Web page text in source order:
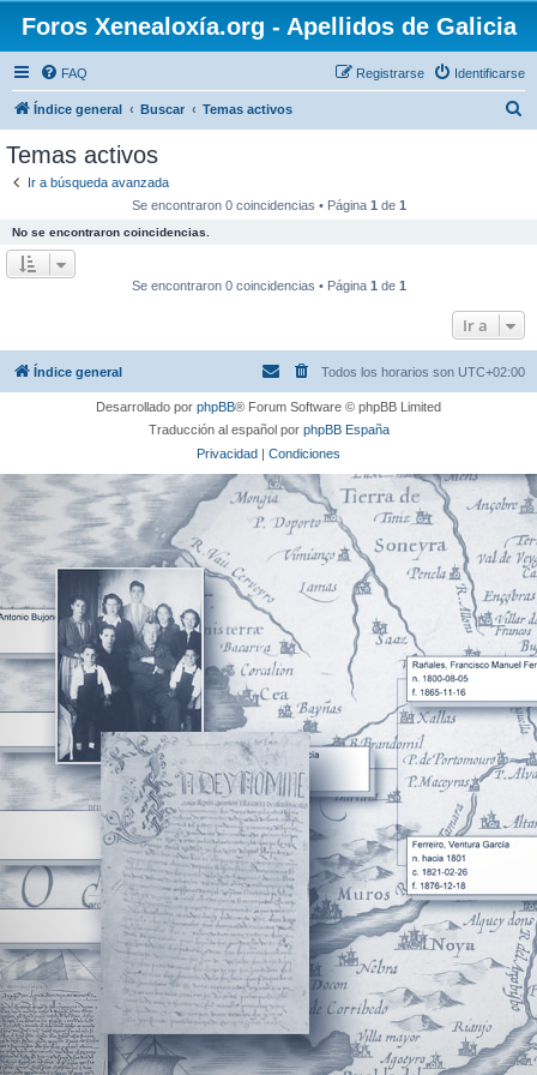
Foros Xenealoxía.org - Apellidos de Galicia
FAQ Identificarse
Registrarse
Índice general Buscar Temas activos
Temas activos
Ir a búsqueda avanzada
Se encontraron 0 coincidencias • Página 1 de 1
No se encontraron coincidencias.
Se encontraron 0 coincidencias • Página 1 de 1
Ir a
Índice general Todos los horarios son UTC+02:00
Desarrollado por phpBB® Forum Software © phpBB Limited
Traducción al español por phpBB España
Privacidad | Condiciones